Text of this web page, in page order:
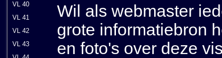
VL 40
VL 41
VL 42
VL 43
Wil als webmaster
grote informatiebron
en foto's over deze